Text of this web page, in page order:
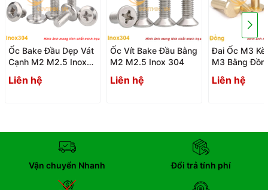
Ốc Bake Đầu Dẹp Vát
Cạnh M2 M2.5 Inox
Liên hệ
Ốc Vít Bake Đầu Bằng
M2 M2.5 Inox 304
Liên hệ
Đai Ốc M3
M3 Bằng
Liên hệ
Vận chuyển Nhanh Đổi trả tính phí